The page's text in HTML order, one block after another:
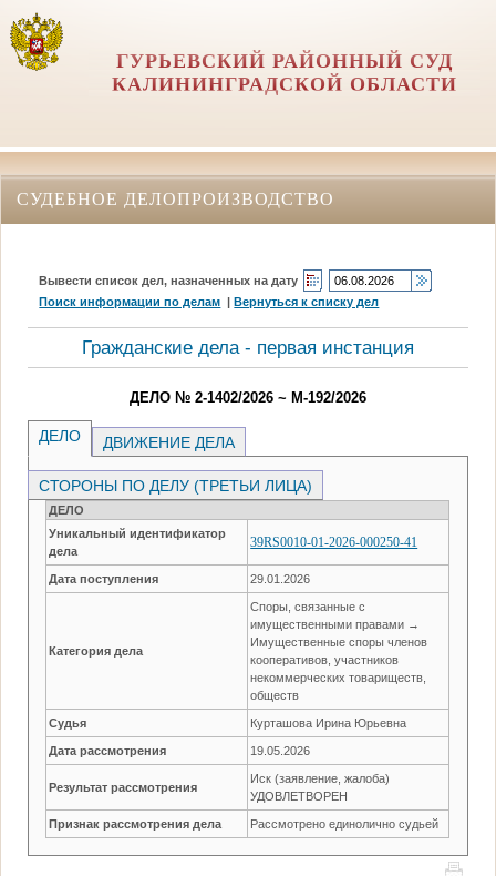
ГУРЬЕВСКИЙ РАЙОННЫЙ СУД
КАЛИНИНГРАДСКОЙ ОБЛАСТИ
СУДЕБНОЕ ДЕЛОПРОИЗВОДСТВО
Вывести список дел, назначенных на дату
Поиск информации по делам |Вернуться к списку дел
Гражданские дела - первая инстанция
ДЕЛО № 2-1402/2026 ~ М-192/2026
ДЕЛО ДВИЖЕНИЕ ДЕЛА
СТОРОНЫ ПО ДЕЛУ (ТРЕТЬИ ЛИЦА)
ДЕЛО
Уникальный идентификатор
дела
39RS0010-01-2026-000250-41
Дата поступления 29.01.2026
Категория дела
Споры, связанные с
имущественными правами →
Имущественные споры членов
кооперативов, участников
некоммерческих товариществ,
обществ
Судья Курташова Ирина Юрьевна
Дата рассмотрения 19.05.2026
Результат рассмотрения
Иск (заявление, жалоба)
УДОВЛЕТВОРЕН
Признак рассмотрения дела Рассмотрено единолично судьей